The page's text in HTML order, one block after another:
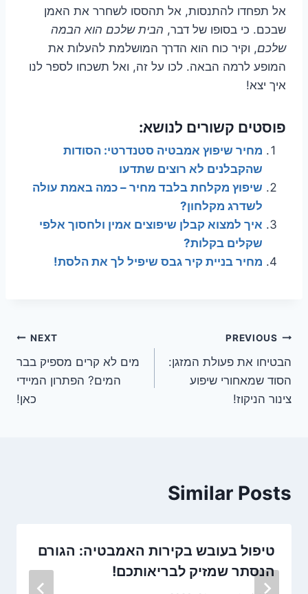
אל תפחדו להתנסות, אל תהססו לשחרר את האמן
שבכם. כי בסופו של דבר, הבית שלכם הוא הבמה
שלכם, וקיר כוח הוא הדרך המושלמת להעלות את
המופע לרמה הבאה. לכו על זה, ואל תשכחו לספר לנו
איך יצא!
פוסטים קשורים לנושא:
מחיר שיפוץ אמבטיה סטנדרטי: הסודות
שהקבלנים לא רוצים שתדעו
שיפוץ מקלחת בלבד מחיר – כמה באמת עולה
לשדרג מקלחון?
איך למצוא קבלן שיפוצים אמין ולחסוך אלפי
שקלים בקלות?
מחיר בניית קיר גבס שיפיל לך את הלסת!
ניווט
PREVIOUS
הבטיחו את פעולת המזגן:
הסוד שמאחורי שיפוע
צינור הניקוז!
NEXT
מים לא קרים מספיק בבר
המים? הפתרון המיידי
כאן!
Similar Posts
טיפול בעובש בקירות האמבטיה: הגורם
הנסתר שמזיק לבריאותכם!